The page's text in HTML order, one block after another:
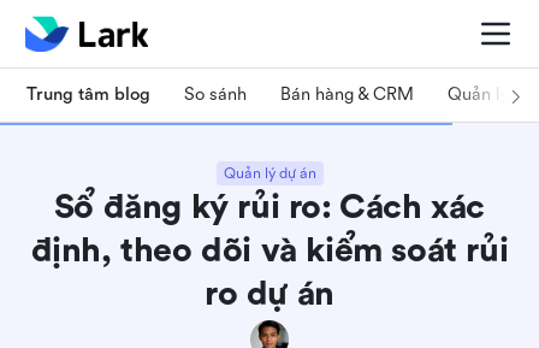
Trung tâm blog So sánh Bán hàng & CRM Quản lý dự
Quản lý dự án
Sổ đăng ký rủi ro: Cách xác
định, theo dõi và kiểm soát rủi
ro dự án